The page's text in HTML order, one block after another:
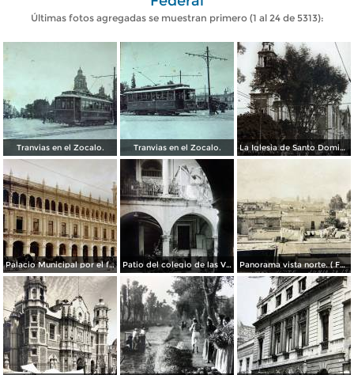
Últimas fotos agregadas se muestran primero (1 al 24 de 5313):
Tranvias en el Zocalo. Tranvias en el Zocalo. La Iglesia de Santo Domingo.
Palacio Municipal por el fotografo Hugo Brehme.. Patio del colegio de las Vizcainas por el fotografo Hugo Brehme. Panorama vista norte. ( Fechada el 20 de Junio de 1905 ).